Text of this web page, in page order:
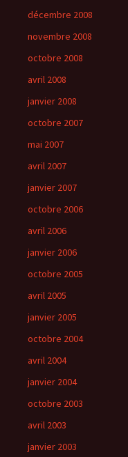
décembre 2008
novembre 2008
octobre 2008
avril 2008
janvier 2008
octobre 2007
mai 2007
avril 2007
janvier 2007
octobre 2006
avril 2006
janvier 2006
octobre 2005
avril 2005
janvier 2005
octobre 2004
avril 2004
janvier 2004
octobre 2003
avril 2003
janvier 2003